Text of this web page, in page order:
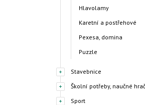
Hlavolamy
Karetní a postřehové
Pexesa, domina
Puzzle
Stavebnice
Školní potřeby, naučné
Sport